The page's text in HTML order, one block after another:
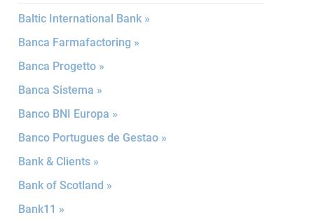
Baltic International Bank »
Banca Farmafactoring »
Banca Progetto »
Banca Sistema »
Banco BNI Europa »
Banco Portugues de Gestao »
Bank & Clients »
Bank of Scotland »
Bank11 »